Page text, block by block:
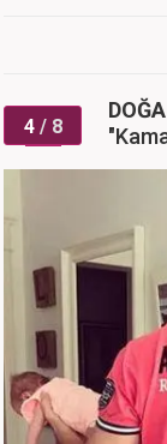
4 / 8